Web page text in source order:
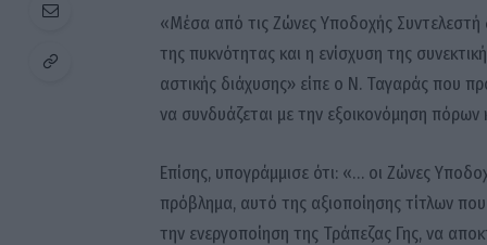
«Μέσα από τις Ζώνες Υποδοχής Συντελεστή
της πυκνότητας και η ενίσχυση της
αστικής διάχυσης» είπε ο Ν. Ταγαράς που
να συνδυάζεται με την εξοικονόμηση πόρων
Επίσης, υπογράμμισε ότι: «… οι Ζώνες
πρόβλημα, αυτό της αξιοποίησης τίτλων
την ενεργοποίηση της Τράπεζας Γης, να